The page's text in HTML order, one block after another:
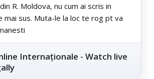
R. Moldova, nu cum ai scris in
mai sus. Muta-le la loc te rog pt va
Internaționale - Watch live